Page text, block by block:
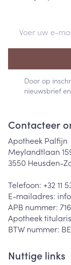
Door op
nieuwsbrief
Contacteer
Apotheek Palfijn
Meylandtlaan
3550 Heusden-
Telefoon: +32 11
E-mailadres:
APB nummer:
Apotheek
BTW nummer:
Nuttige links